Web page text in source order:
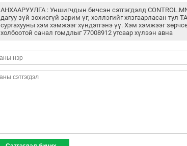
АНХААРУУЛГА : Уншигчдын бичсэн сэтгэгдэлд
дагуу зүй зохисгүй зарим үг, хэллэгийг хязгаарласан тул
суртахууны хэм хэмжээг хүндэтгэнэ үү. Хэм хэмжээг
холбоотой санал гомдлыг 77008912 утсаар хүлээн авна